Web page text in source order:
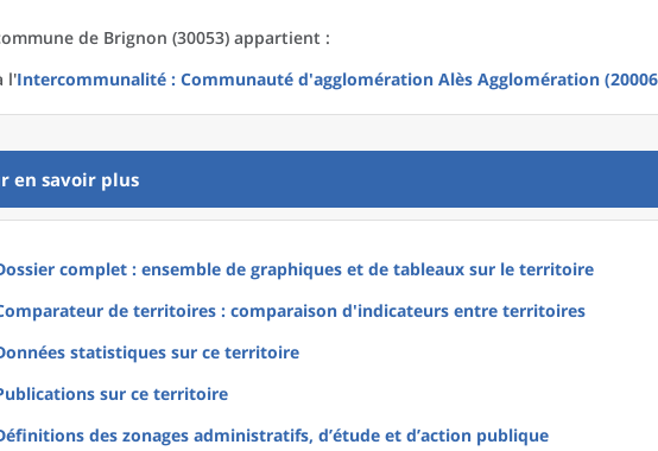
de Brignon (30053) appartient :
l'Intercommunalité : Communauté d'agglomération Alès Agglomération
en savoir plus
complet : ensemble de graphiques et de tableaux sur le territoire
de territoires : comparaison d'indicateurs entre territoires
statistiques sur ce territoire
sur ce territoire
des zonages administratifs, d’étude et d’action publique